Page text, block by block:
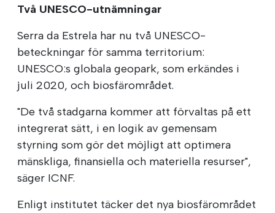
Två UNESCO-utnämningar
Serra da Estrela har nu två UNESCO-
beteckningar för samma territorium:
UNESCO:s globala geopark, som erkändes i
juli 2020, och biosfärområdet.
"De två stadgarna kommer att förvaltas på ett
integrerat sätt, i en logik av gemensam
styrning som gör det möjligt att optimera
mänskliga, finansiella och materiella resurser",
säger ICNF.
Enligt institutet täcker det nya biosfärområdet